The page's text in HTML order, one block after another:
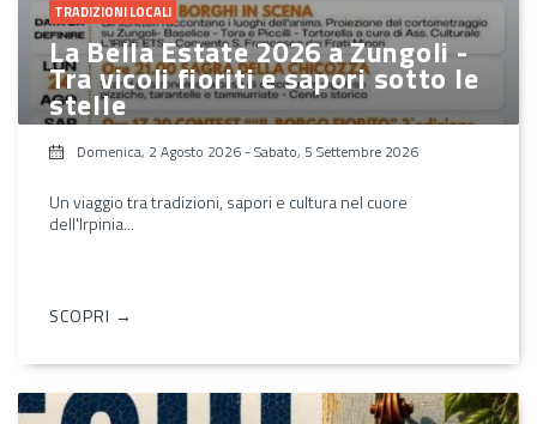
TRADIZIONI LOCALI
La Bella Estate 2026 a Zungoli -
Tra vicoli fioriti e sapori sotto le
stelle
Domenica, 2 Agosto 2026 -Sabato, 5 Settembre 2026
Un viaggio tra tradizioni, sapori e cultura nel cuore
dell'Irpinia...
SCOPRI →